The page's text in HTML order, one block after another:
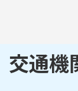
交通機